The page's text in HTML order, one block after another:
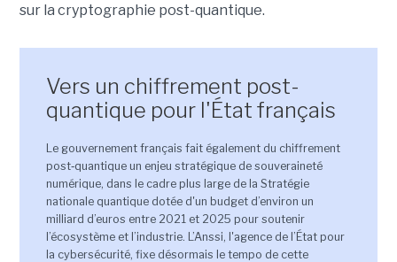
sur la cryptographie post-quantique.
Vers un chiffrement post-
quantique pour l'État français
Le gouvernement français fait également du chiffrement
post‑quantique un enjeu stratégique de souveraineté
numérique, dans le cadre plus large de la Stratégie
nationale quantique dotée d'un budget d’environ un
milliard d’euros entre 2021 et 2025 pour soutenir
l’écosystème et l’industrie. L’Anssi, l'agence de l’État pour
la cybersécurité, fixe désormais le tempo de cette